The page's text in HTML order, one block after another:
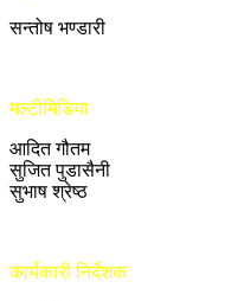
सन्तोष भण्डारी
मल्टीमिडिया
आदित गौतम
सुजित पुडासैनी
सुभाष श्रेष्ठ
कार्यकारी निर्देशक